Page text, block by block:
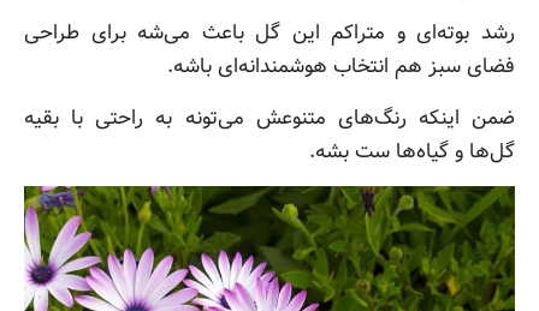
رشد بوته‌ای و متراکم این گل باعث می‌شه برای طراحی
فضای سبز هم انتخاب هوشمندانه‌ای باشه.
ضمن اینکه رنگ‌های متنوعش می‌تونه به راحتی با بقیه
گل‌ها و گیاه‌ها ست بشه.